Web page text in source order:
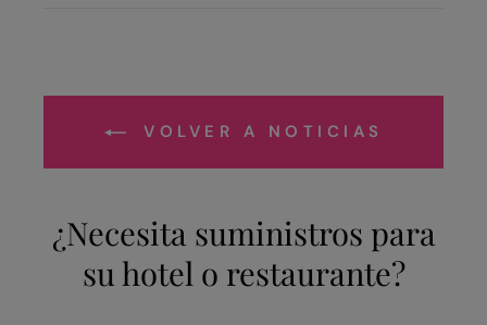
VOLVER A NOTICIAS
¿Necesita suministros para
su hotel o restaurante?